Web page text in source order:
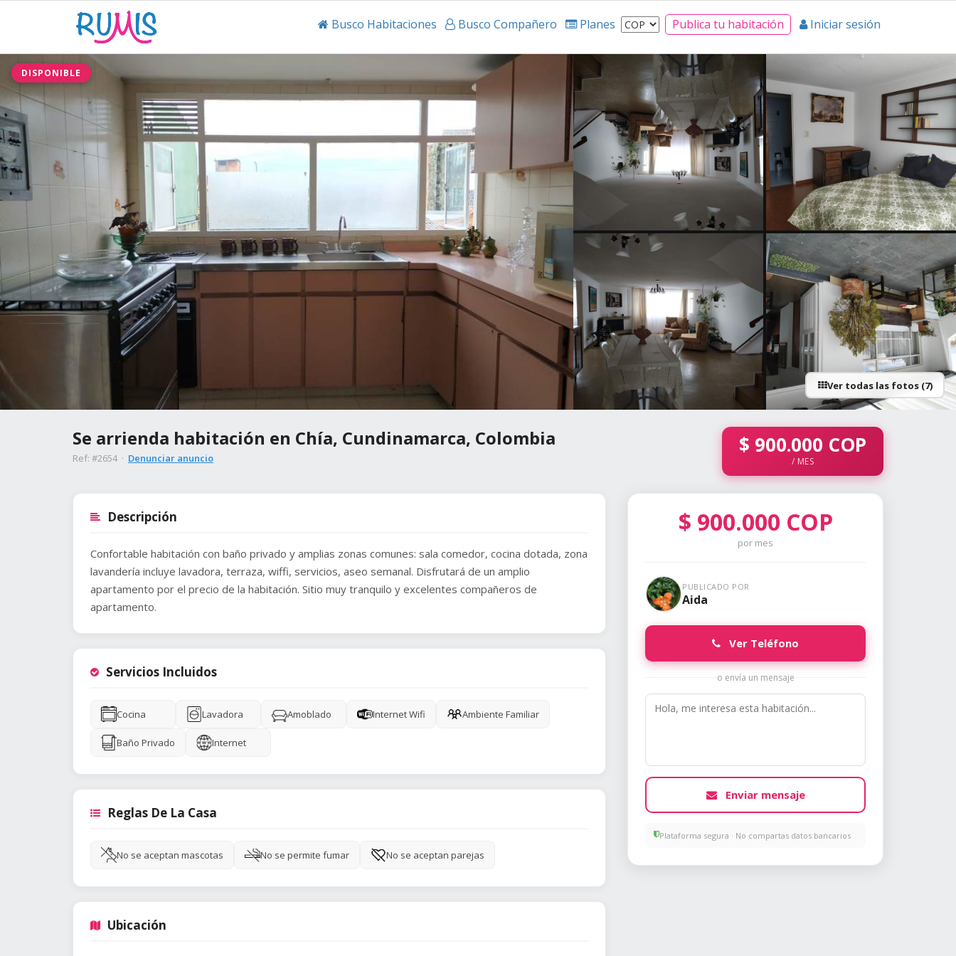
Busco Habitaciones Busco Compañero Planes Publica tu habitación Iniciar sesión
DISPONIBLE
Ver todas las fotos (7)
Se arrienda habitación en Chía, Cundinamarca, Colombia
Ref: #2654 · Denunciar anuncio
$ 900.000 COP
/ MES
Descripción
Confortable habitación con baño privado y amplias zonas comunes: sala comedor, cocina dotada, zona
lavandería incluye lavadora, terraza, wiffi, servicios, aseo semanal. Disfrutará de un amplio
apartamento por el precio de la habitación. Sitio muy tranquilo y excelentes compañeros de
apartamento.
Servicios Incluidos
Cocina Lavadora Amoblado Internet Wifi Ambiente Familiar
Baño Privado Internet
Reglas De La Casa
No se aceptan mascotas No se permite fumar No se aceptan parejas
Ubicación
$ 900.000 COP
por mes
PUBLICADO POR
Aida
Ver Teléfono
o envía un mensaje
Enviar mensaje
Plataforma segura · No compartas datos bancarios